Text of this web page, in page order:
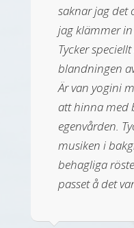
saknar jag det
jag klämmer
Tycker
blandningen
Är van yogini
att hinna med
egenvården.
musiken i
behagliga
passet å det